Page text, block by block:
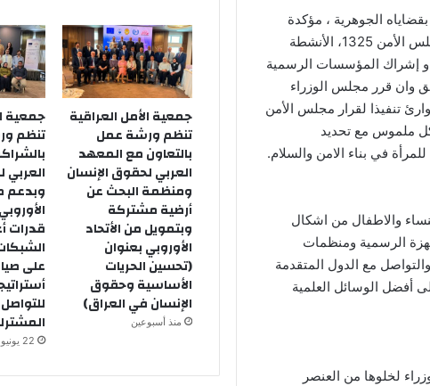
الجوهرية ، مؤكدة
على نقاط ثلاث ، التحديات التي تواجه المنظمات في تنفيذ خطة الطوارئ 2015 وقرار مجلس الأمن 1325، الأنشطة
و إشراك المؤسسات الرسمية
وان قرر مجلس الوزراء
5/2015، الموافقة على خطة الطوارئ تنفيذا لقرار مجلس الأمن
بشكل ملموس مع تحديد
في بناء الامن والسلام.
والاطفال من اشكال
الرسمية ومنظمات
مع الدول المتقدمة
أفضل الوسائل العلمية
لخلوها من العنصر
جمعية الأمل العراقية
تنظم ورشة عمل
بالتعاون مع المعهد
العربي لحقوق الإنسان
ومنظمة البحث عن
أرضية مشتركة
وبتمويل من الأتحاد
الأوروبي بعنوان
(تحسين الحريات
الأساسية وحقوق
الإنسان في العراق)
منذ أسبوعين
جمعية
تنظم
العربي
وبدعم
قدرات
على
22 يونيو، 2026